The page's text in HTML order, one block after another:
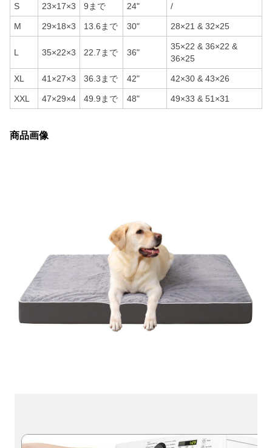
S 23×17×3 9まで 24" /
M 29×18×3 13.6まで 30" 28×21 & 32×25
L 35×22×3 22.7まで 36"
35×22 & 36×22 &
36×25
XL 41×27×3 36.3まで 42" 42×30 & 43×26
XXL 47×29×4 49.9まで 48" 49×33 & 51×31
商品画像